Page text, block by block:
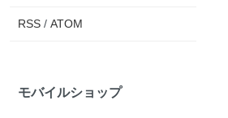
RSS / ATOM
モバイルショップ